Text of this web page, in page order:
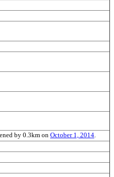
by 0.3km on October 1, 2014.